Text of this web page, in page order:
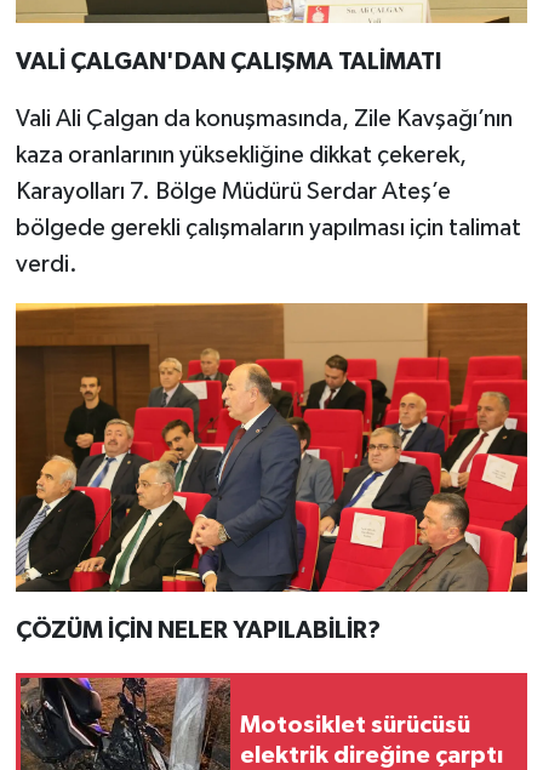
VALİ ÇALGAN'DAN ÇALIŞMA TALİMATI
Vali Ali Çalgan da konuşmasında, Zile Kavşağı’nın
kaza oranlarının yüksekliğine dikkat çekerek,
Karayolları 7. Bölge Müdürü Serdar Ateş’e
bölgede gerekli çalışmaların yapılması için talimat
verdi.
ÇÖZÜM İÇİN NELER YAPILABİLİR?
Motosiklet sürücüsü
elektrik direğine çarptı